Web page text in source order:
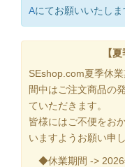
Aにてお願いいたしま
【
SEshop.com夏季休
間中はご注文商品の
ていただきます。
皆様にはご不便をお
いますようお願い申
◆休業期間 -> 2026